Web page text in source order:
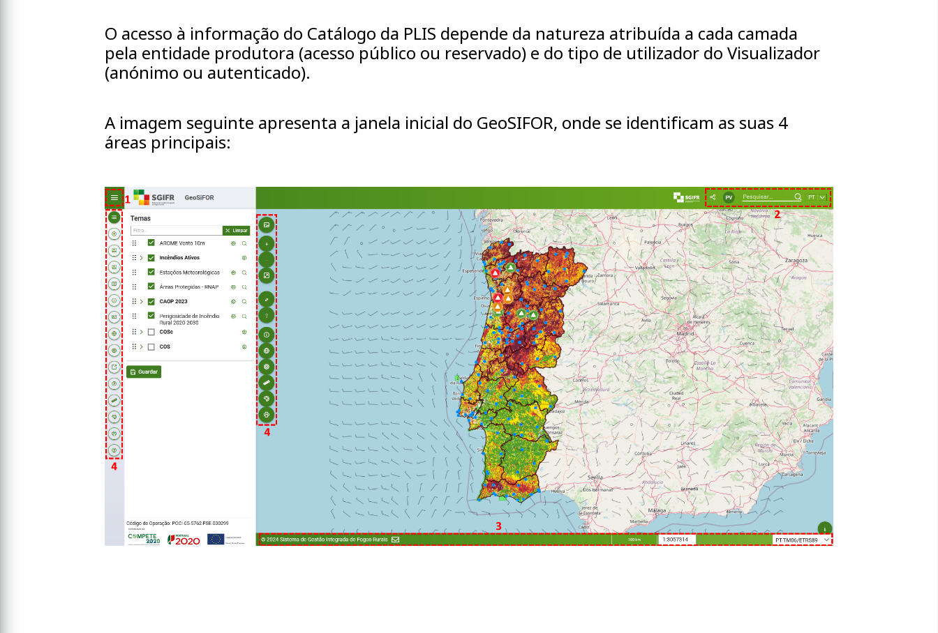
O acesso à informação do Catálogo da PLIS depende da natureza atribuída a cada camada
pela entidade produtora (acesso público ou reservado) e do tipo de utilizador do Visualizador
(anónimo ou autenticado).
A imagem seguinte apresenta a janela inicial do GeoSIFOR, onde se identificam as suas 4
áreas principais: